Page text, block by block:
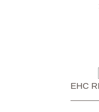
EHC